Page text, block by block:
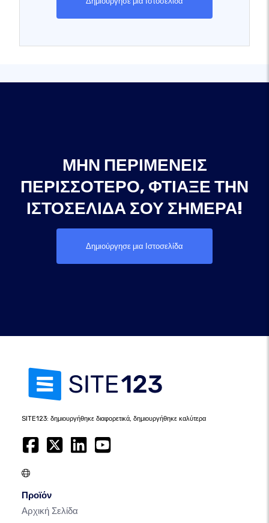
ΜΗΝ ΠΕΡΙΜΈΝΕΙΣ
ΠΕΡΙΣΣΌΤΕΡΟ, ΦΤΙΆΞΕ ΤΗΝ
ΙΣΤΟΣΕΛΊΔΑ ΣΟΥ ΣΉΜΕΡΑ!
Δημιούργησε μια Ιστοσελίδα
SITE123: δημιουργήθηκε διαφορετικά, δημιουργήθηκε καλύτερα
Προϊόν
Αρχική Σελίδα